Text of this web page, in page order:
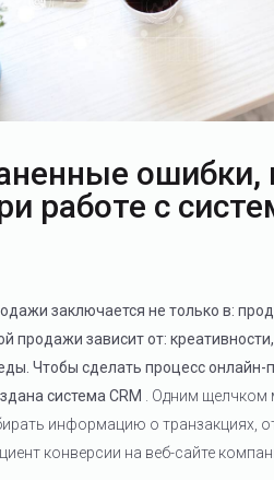
ошибки,
работе с
заключается не только в:
продажи зависит от:
Чтобы сделать процесс
системаCRM . Одним щелчком
информацию о транзакциях,
конверсии на веб-сайте